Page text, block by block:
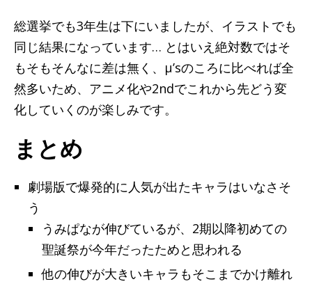
総選挙でも3年生は下にいましたが、イラストでも
同じ結果になっています… とはいえ絶対数ではそ
もそもそんなに差は無く、μ’sのころに比べれば全
然多いため、アニメ化や2ndでこれから先どう変
化していくのが楽しみです。
まとめ
劇場版で爆発的に人気が出たキャラはいなさそ
う
うみぱなが伸びているが、2期以降初めての
聖誕祭が今年だったためと思われる
他の伸びが大きいキャラもそこまでかけ離れ